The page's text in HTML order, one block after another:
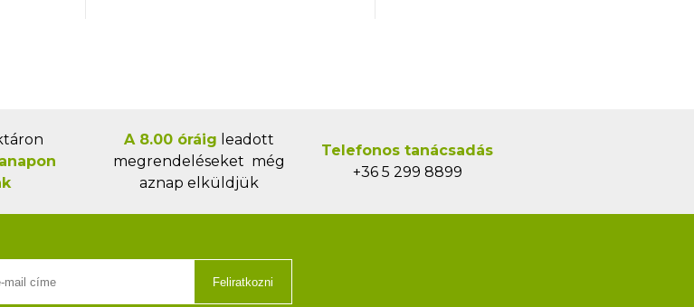
A 8.00 óráig leadott
megrendeléseket még
aznap elküldjük
Telefonos tanácsadás
+36 5 299 8899
Feliratkozni